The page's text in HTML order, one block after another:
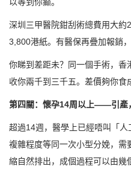
深圳三甲醫院鉗刮術總費用大約
3,800港紙。有醫保再疊加報銷
你睇到差距未？同一個手術，香
收你兩千到三千五。差價夠你食
第四關：懷孕14周以上——引產
超過14週，醫學上已經唔叫「
複雜程度等同一次小型分娩，需
縮自然排出，成個過程可以由幾